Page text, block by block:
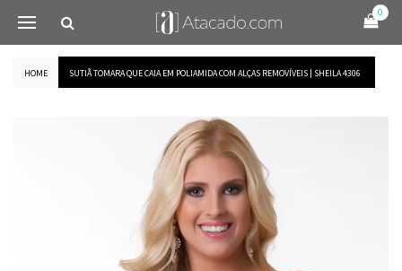
0
HOME SUTIÃ TOMARA QUE CAIA EM POLIAMIDA COM ALÇAS REMOVÍVEIS | SHEILA 4306